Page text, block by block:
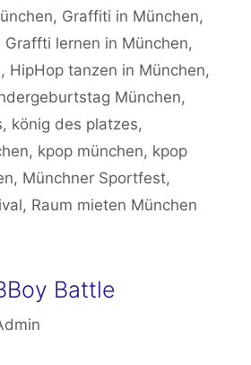
, Graffiti in München,
Graffti lernen in München,
, HipHop tanzen in München,
München,
, könig des platzes,
, kpop münchen, kpop
, Münchner Sportfest,
, Raum mieten München
Battle